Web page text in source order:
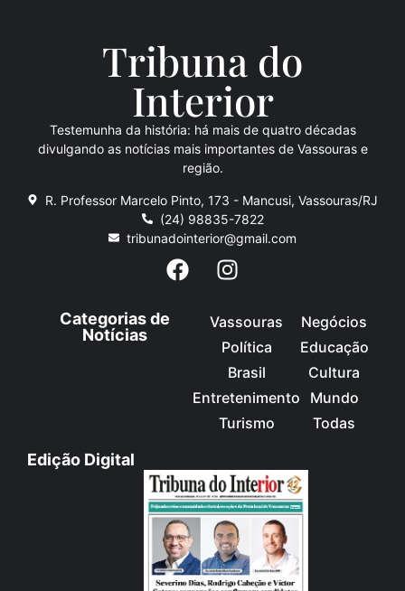
Tribuna do
Interior
Testemunha da história: há mais de quatro décadas
divulgando as notícias mais importantes de Vassouras e
região.
R. Professor Marcelo Pinto, 173 - Mancusi, Vassouras/RJ
(24) 98835-7822
tribunadointerior@gmail.com
Categorias de
Notícias
Vassouras
Política
Brasil
Entretenimento
Turismo
Negócios
Educação
Cultura
Mundo
Todas
Edição Digital